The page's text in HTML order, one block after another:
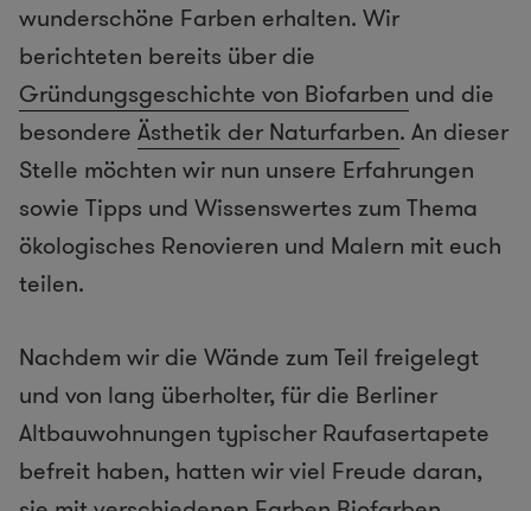
wunderschöne Farben erhalten. Wir
berichteten bereits über die
Gründungsgeschichte von Biofarben und die
besondere Ästhetik der Naturfarben. An dieser
Stelle möchten wir nun unsere Erfahrungen
sowie Tipps und Wissenswertes zum Thema
ökologisches Renovieren und Malern mit euch
teilen.
Nachdem wir die Wände zum Teil freigelegt
und von lang überholter, für die Berliner
Altbauwohnungen typischer Raufasertapete
befreit haben, hatten wir viel Freude daran,